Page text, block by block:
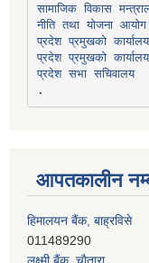
सामाजिक विकास
नीति तथा योजना आयोग
प्रदेश प्रमुखको कार्यालय
प्रदेश प्रमुखको कार्यालय
प्रदेश सभा सचिवालय
आपतकालीन
हिमालयन बैंक, बाह्रविसे
011489290